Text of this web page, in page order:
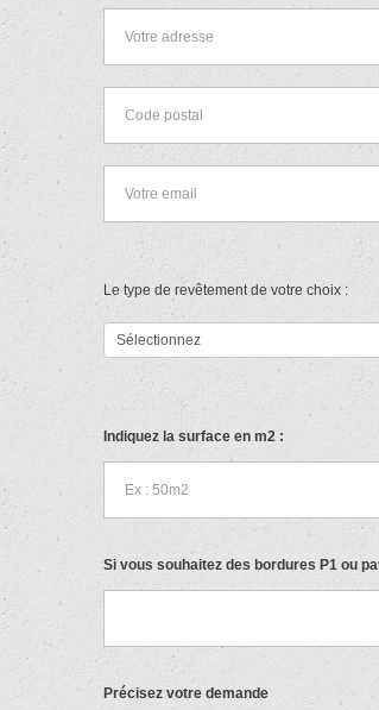
Le type de revêtement de votre choix :
Indiquez la surface en m2 :
Si vous souhaitez des bordures P1 ou
Précisez votre demande